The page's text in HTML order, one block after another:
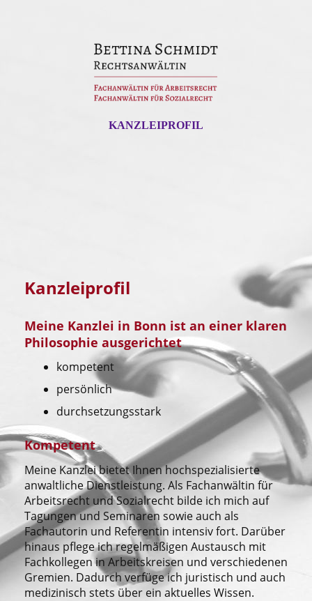
KANZLEIPROFIL
Kanzleiprofil
Meine Kanzlei in Bonn ist an einer klaren
Philosophie ausgerichtet
kompetent
persönlich
durchsetzungsstark
Kompetent
Meine Kanzlei bietet Ihnen hochspezialisierte
anwaltliche Dienstleistung. Als Fachanwältin für
Arbeitsrecht und Sozialrecht bilde ich mich auf
Tagungen und Seminaren sowie auch als
Fachautorin und Referentin intensiv fort. Darüber
hinaus pflege ich regelmäßigen Austausch mit
Fachkollegen in Arbeitskreisen und verschiedenen
Gremien. Dadurch verfüge ich juristisch und auch
medizinisch stets über ein aktuelles Wissen.